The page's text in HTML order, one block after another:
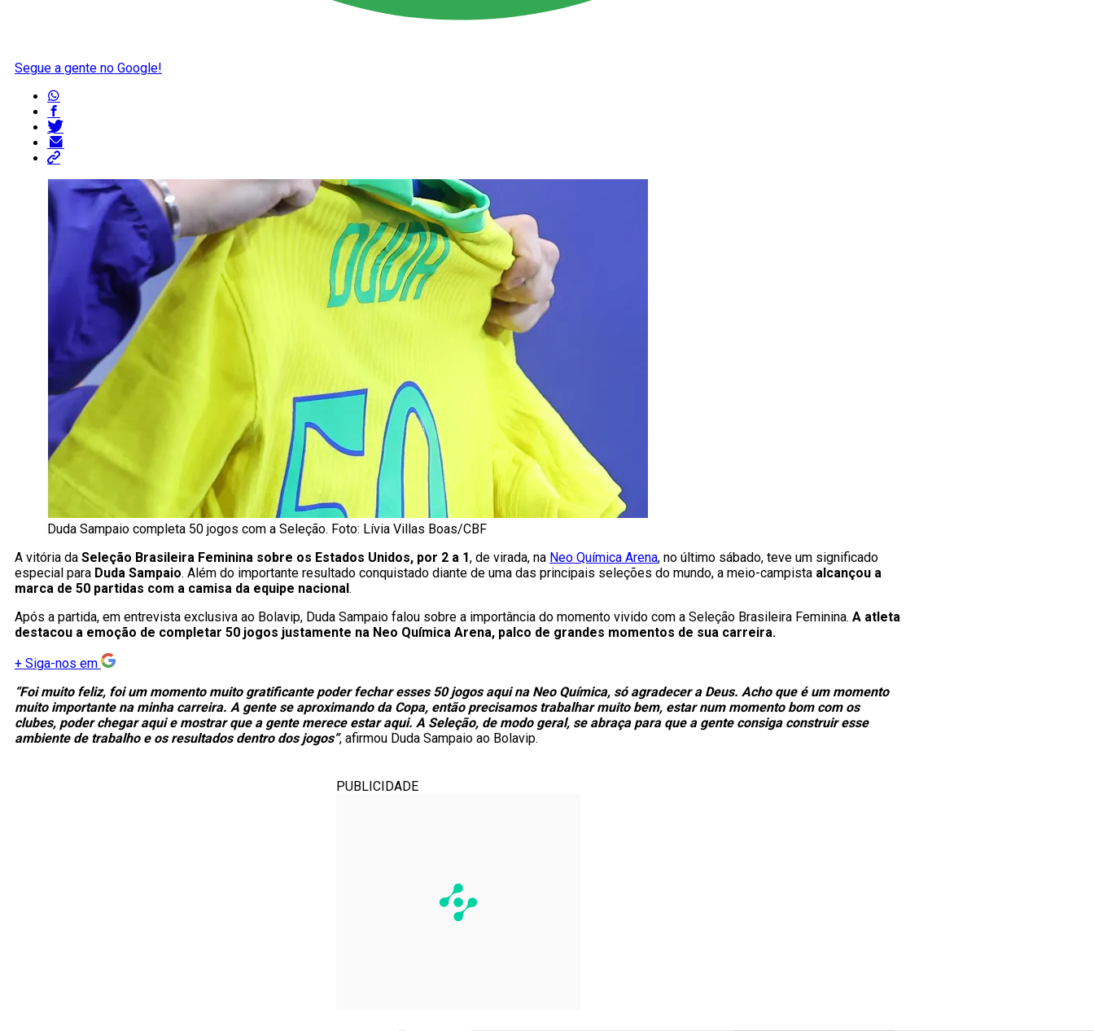
Segue a gente no Google!
Duda Sampaio completa 50 jogos com a Seleção. Foto: Lívia Villas Boas/CBF
A vitória da Seleção Brasileira Feminina sobre os Estados Unidos, por 2 a 1, de virada, na Neo Química Arena, no último sábado, teve um significado
especial para Duda Sampaio. Além do importante resultado conquistado diante de uma das principais seleções do mundo, a meio-campista alcançou a
marca de 50 partidas com a camisa da equipe nacional .
Após a partida, em entrevista exclusiva ao Bolavip, Duda Sampaio falou sobre a importância do momento vivido com a Seleção Brasileira Feminina. A atleta
destacou a emoção de completar 50 jogos justamente na Neo Química Arena, palco de grandes momentos de sua carreira.
+ Siga-nos em
“Foi muito feliz, foi um momento muito gratificante poder fechar esses 50 jogos aqui na Neo Química, só agradecer a Deus. Acho que é um momento
muito importante na minha carreira. A gente se aproximando da Copa, então precisamos trabalhar muito bem, estar num momento bom com os
clubes, poder chegar aqui e mostrar que a gente merece estar aqui. A Seleção, de modo geral, se abraça para que a gente consiga construir esse
ambiente de trabalho e os resultados dentro dos jogos”, afirmou Duda Sampaio ao Bolavip.
PUBLICIDADE